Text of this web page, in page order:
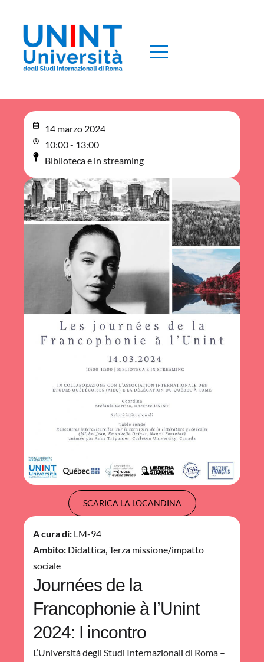
14 marzo 2024
10:00 - 13:00
Biblioteca e in streaming
SCARICA LA LOCANDINA
A cura di: LM-94
Ambito: Didattica,Terza missione/impatto
sociale
Journées de la
Francophonie à l’Unint
2024: I incontro
L’Università degli Studi Internazionali di Roma –